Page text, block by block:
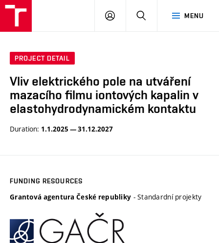
MENU
LOG
SEARCH
PROJECT DETAIL
Vliv elektrického pole na utváření
mazacího filmu iontových kapalin v
elastohydrodynamickém kontaktu
Duration: 1.1.2025 — 31.12.2027
FUNDING RESOURCES
Grantová agentura České republiky - Standardní projekty